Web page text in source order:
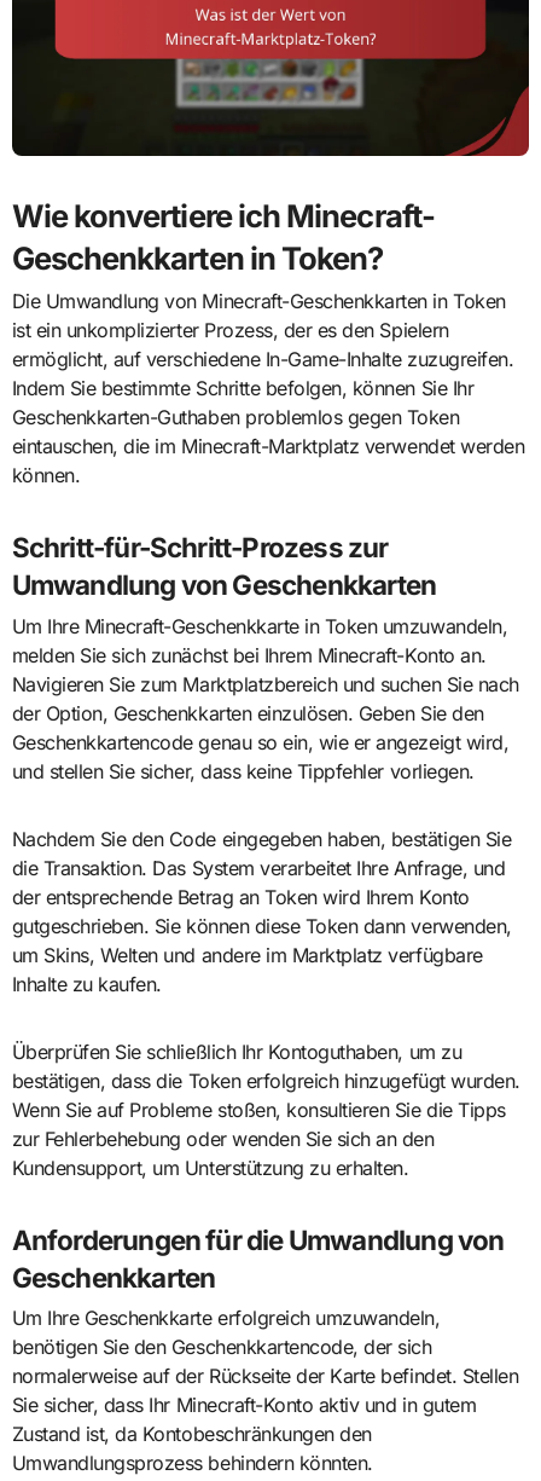
Wie konvertiere ich Minecraft-
Geschenkkarten in Token?
Die Umwandlung von Minecraft-Geschenkkarten in Token
ist ein unkomplizierter Prozess, der es den Spielern
ermöglicht, auf verschiedene In-Game-Inhalte zuzugreifen.
Indem Sie bestimmte Schritte befolgen, können Sie Ihr
Geschenkkarten-Guthaben problemlos gegen Token
eintauschen, die im Minecraft-Marktplatz verwendet werden
können.
Schritt-für-Schritt-Prozess zur
Umwandlung von Geschenkkarten
Um Ihre Minecraft-Geschenkkarte in Token umzuwandeln,
melden Sie sich zunächst bei Ihrem Minecraft-Konto an.
Navigieren Sie zum Marktplatzbereich und suchen Sie nach
der Option, Geschenkkarten einzulösen. Geben Sie den
Geschenkkartencode genau so ein, wie er angezeigt wird,
und stellen Sie sicher, dass keine Tippfehler vorliegen.
Nachdem Sie den Code eingegeben haben, bestätigen Sie
die Transaktion. Das System verarbeitet Ihre Anfrage, und
der entsprechende Betrag an Token wird Ihrem Konto
gutgeschrieben. Sie können diese Token dann verwenden,
um Skins, Welten und andere im Marktplatz verfügbare
Inhalte zu kaufen.
Überprüfen Sie schließlich Ihr Kontoguthaben, um zu
bestätigen, dass die Token erfolgreich hinzugefügt wurden.
Wenn Sie auf Probleme stoßen, konsultieren Sie die Tipps
zur Fehlerbehebung oder wenden Sie sich an den
Kundensupport, um Unterstützung zu erhalten.
Anforderungen für die Umwandlung von
Geschenkkarten
Um Ihre Geschenkkarte erfolgreich umzuwandeln,
benötigen Sie den Geschenkkartencode, der sich
normalerweise auf der Rückseite der Karte befindet. Stellen
Sie sicher, dass Ihr Minecraft-Konto aktiv und in gutem
Zustand ist, da Kontobeschränkungen den
Umwandlungsprozess behindern könnten.